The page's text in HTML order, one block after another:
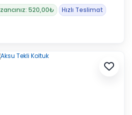
520,00₺ Hızlı Teslimat